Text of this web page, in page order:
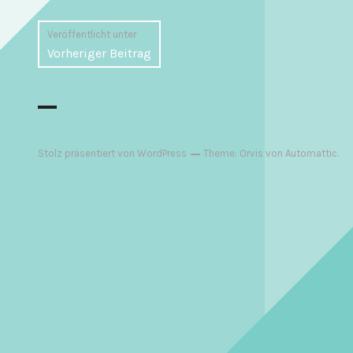
Beitragsnavigation
Veröffentlicht unter
Vorheriger Beitrag
Stolz präsentiert von WordPress Theme: Orvis vonAutomattic.